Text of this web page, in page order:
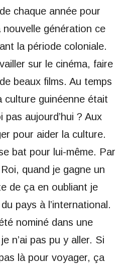
chaque année pour
génération ce
la période coloniale.
sur le cinéma, faire
beaux films. Au temps
culture guinéenne était
aujourd’hui ? Aux
pour aider la culture.
bat pour lui-même. Par
quand je gagne un
de ça en oubliant je
pays à l’international.
nominé dans une
n’ai pas pu y aller. Si
là pour voyager, ça